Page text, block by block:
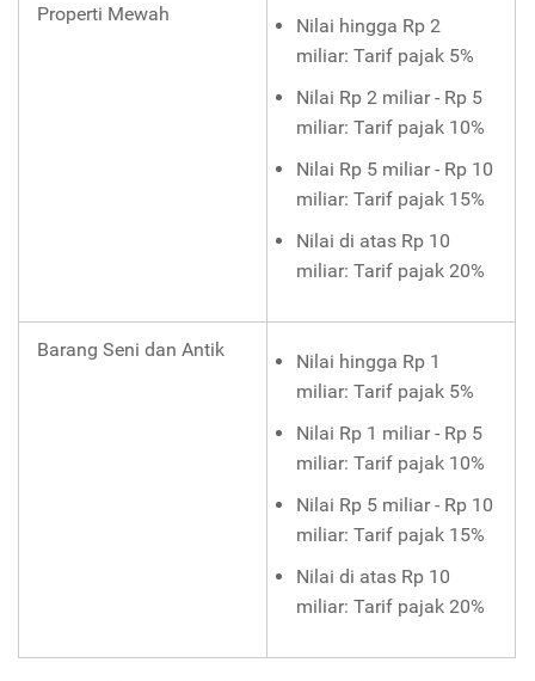
Properti Mewah
Nilai hingga Rp 2
miliar: Tarif pajak 5%
Nilai Rp 2 miliar - Rp 5
miliar: Tarif pajak 10%
Nilai Rp 5 miliar - Rp 10
miliar: Tarif pajak 15%
Nilai di atas Rp 10
miliar: Tarif pajak 20%
Barang Seni dan Antik
Nilai hingga Rp 1
miliar: Tarif pajak 5%
Nilai Rp 1 miliar - Rp 5
miliar: Tarif pajak 10%
Nilai Rp 5 miliar - Rp 10
miliar: Tarif pajak 15%
Nilai di atas Rp 10
miliar: Tarif pajak 20%